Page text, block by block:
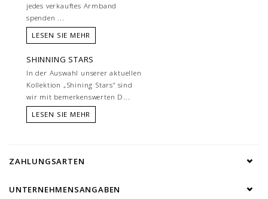
jedes verkauftes Armband
spenden ...
LESEN SIE MEHR
SHINNING STARS
In der Auswahl unserer aktuellen
Kollektion „Shining Stars“ sind
wir mit bemerkenswerten D...
LESEN SIE MEHR
ZAHLUNGSARTEN
UNTERNEHMENSANGABEN